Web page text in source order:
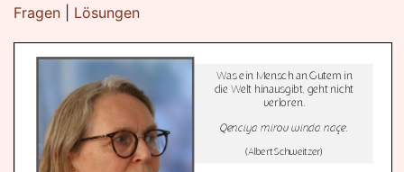
Fragen Lösungen